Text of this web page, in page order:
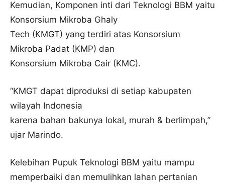
Kemudian, Komponen inti dari Teknologi BBM yaitu
Konsorsium Mikroba Ghaly
Tech (KMGT) yang terdiri atas Konsorsium
Mikroba Padat (KMP) dan
Konsorsium Mikroba Cair (KMC).
“KMGT dapat diproduksi di setiap kabupaten
wilayah Indonesia
karena bahan bakunya lokal, murah & berlimpah,”
ujar Marindo.
Kelebihan Pupuk Teknologi BBM yaitu mampu
memperbaiki dan memulihkan lahan pertanian